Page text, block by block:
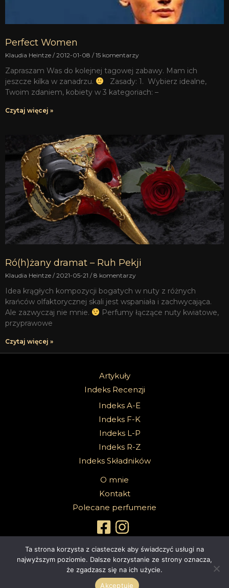
Perfect Women
Klaudia Heintze 2012-01-08 15 komentarzy
Zapraszam Was do kolejnej tagowej zabawy. Mam ich
jeszcze kilka w zanadrzu.
Zasady: 1. Wybierz idealne,
Twoim zdaniem, kobiety w 3 kategoriach: –
Czytaj więcej »
Ró(h)żany dramat – Ruh Pekji
Klaudia Heintze 2021-05-21 8 komentarzy
Idea krągłych kompozycji bogatych w nuty z różnych
krańców olfaktorycznej skali jest wspaniała i zachwycająca.
Ale zazwyczaj nie mnie.
Perfumy łączące nuty kwiatowe,
przyprawowe
Czytaj więcej »
Artykuły
Indeks Recenzji
Indeks A-E
Indeks F-K
Indeks L-P
Indeks R-Z
Indeks Składników
O mnie
Kontakt
Polecane perfumerie
Copyright 2026 @Sabbath Of Senses | Z dumą wspierane przez
4ec.eu - strony www i sklepy internetowe
Ta strona korzysta z ciasteczek aby świadczyć usługi na
najwyższym poziomie. Dalsze korzystanie ze strony oznacza,
że zgadzasz się na ich użycie.
Akceptuję